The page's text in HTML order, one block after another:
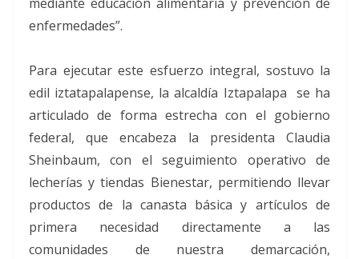
enfermedades”.
Para ejecutar este esfuerzo integral, sostuvo la
edil iztatapalapense, la alcaldía Iztapalapa se ha
articulado de forma estrecha con el gobierno
federal, que encabeza la presidenta Claudia
Sheinbaum, con el seguimiento operativo de
lecherías y tiendas Bienestar, permitiendo llevar
productos de la canasta básica y artículos de
primera necesidad directamente a las
comunidades de nuestra demarcación,